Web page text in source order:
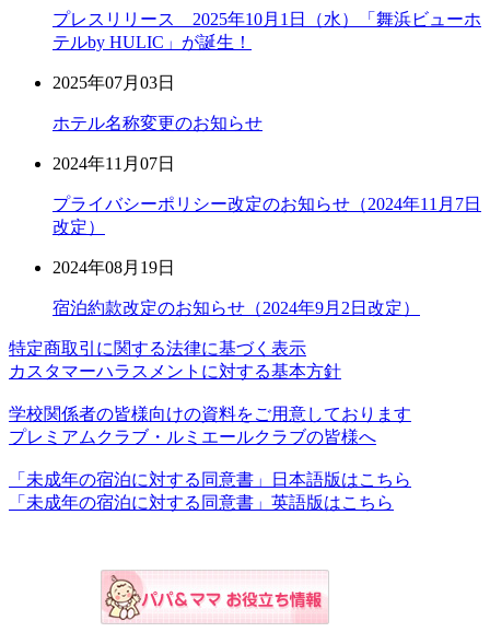
プレスリリース 2025年10月1日（水）「舞浜ビューホ
テルby HULIC」が誕生！
2025年07月03日
ホテル名称変更のお知らせ
2024年11月07日
プライバシーポリシー改定のお知らせ（2024年11月7日
改定）
2024年08月19日
宿泊約款改定のお知らせ（2024年9月2日改定）
特定商取引に関する法律に基づく表示
カスタマーハラスメントに対する基本方針
学校関係者の皆様向けの資料をご用意しております
プレミアムクラブ・ルミエールクラブの皆様へ
「未成年の宿泊に対する同意書」日本語版はこちら
「未成年の宿泊に対する同意書」英語版はこちら